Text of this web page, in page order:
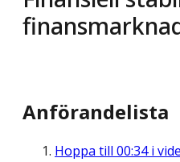
Anförandelista
Hoppa till 00:34i